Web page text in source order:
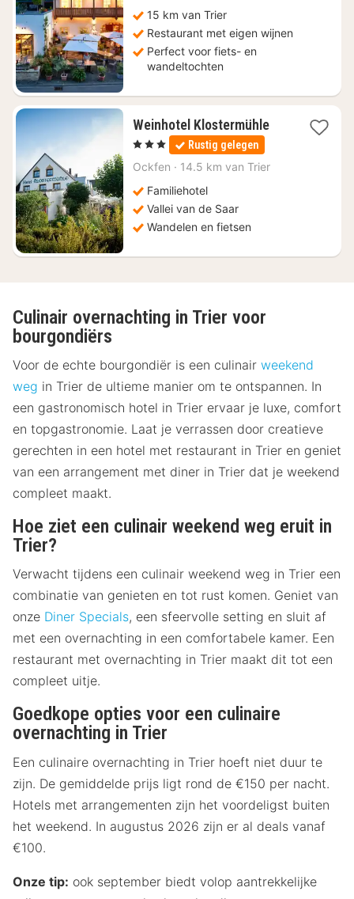
15 km van Trier
Restaurant met eigen wijnen
Perfect voor fiets- en
wandeltochten
Weinhotel Klostermühle1
€
, 3 Sterren Rustig gelegen
Ockfen · 14.5 km van Trier
Familiehotel
Vallei van de Saar
Wandelen en fietsen
Culinair overnachting in Trier voor
bourgondiërs
Voor de echte bourgondiër is een culinair weekend
weg in Trier de ultieme manier om te ontspannen. In
een gastronomisch hotel in Trier ervaar je luxe, comfort
en topgastronomie. Laat je verrassen door creatieve
gerechten in een hotel met restaurant in Trier en geniet
van een arrangement met diner in Trier dat je weekend
compleet maakt.
Hoe ziet een culinair weekend weg eruit in
Trier?
Verwacht tijdens een culinair weekend weg in Trier een
combinatie van genieten en tot rust komen. Geniet van
onze Diner Specials, een sfeervolle setting en sluit af
met een overnachting in een comfortabele kamer. Een
restaurant met overnachting in Trier maakt dit tot een
compleet uitje.
Goedkope opties voor een culinaire
overnachting in Trier
Een culinaire overnachting in Trier hoeft niet duur te
zijn. De gemiddelde prijs ligt rond de €150 per nacht.
Hotels met arrangementen zijn het voordeligst buiten
het weekend. In augustus 2026 zijn er al deals vanaf
€100.
Onze tip: ook september biedt volop aantrekkelijke